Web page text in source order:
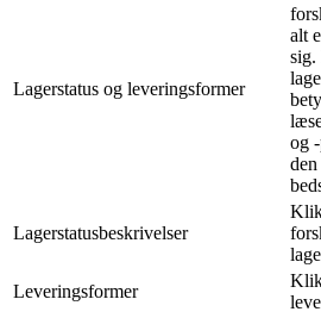
Lagerstatus og leveringsformer
alt
sig.
og
Lagerstatusbeskrivelser
Leveringsformer